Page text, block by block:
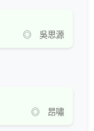
◎ 吳思源
◎ 昂嘯